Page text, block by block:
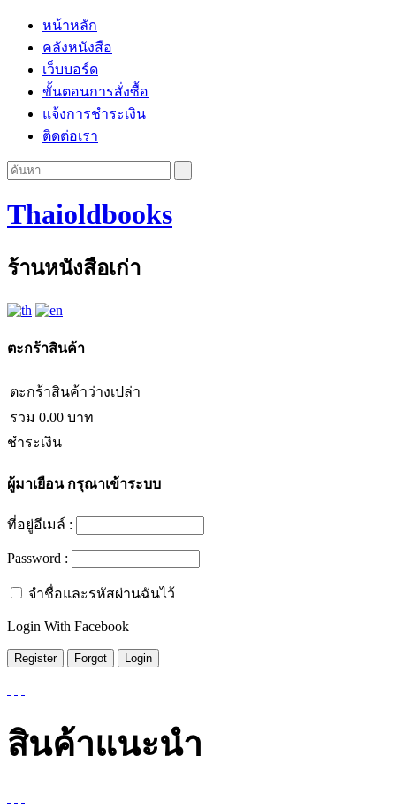
หน้าหลัก
คลังหนังสือ
เว็บบอร์ด
ขั้นตอนการสั่งซื้อ
แจ้งการชำระเงิน
ติดต่อเรา
Thaioldbooks
ร้านหนังสือเก่า
ตะกร้าสินค้า
ตะกร้าสินค้าว่างเปล่า
รวม 0.00 บาท
ชำระเงิน
ผู้มาเยือนกรุณาเข้าระบบ
ที่อยู่อีเมล์ :
Password :
จำชื่อและรหัสผ่านฉันไว้
Login With Facebook
สินค้าแนะนำ